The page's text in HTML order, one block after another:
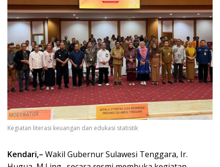
Kegiatan literasi keuangan dan edukasi statistik
Kendari,– Wakil Gubernur Sulawesi Tenggara, Ir.